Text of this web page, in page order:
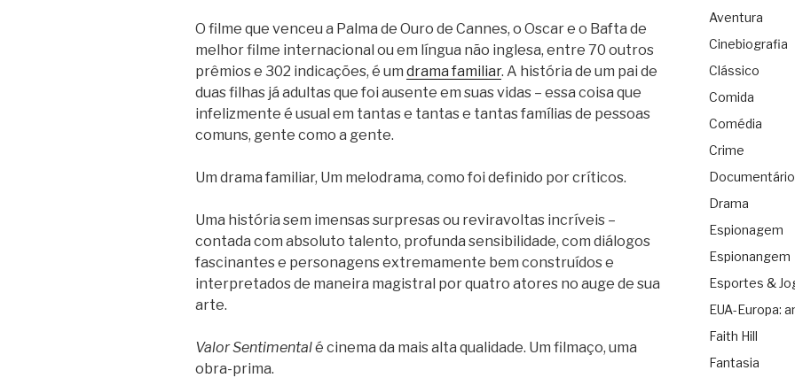
O filme que venceu a Palma de Ouro de Cannes, o Oscar e o Bafta de
melhor filme internacional ou em língua não inglesa, entre 70 outros
prêmios e 302 indicações, é um drama familiar. A história de um pai de
duas filhas já adultas que foi ausente em suas vidas – essa coisa que
infelizmente é usual em tantas e tantas e tantas famílias de pessoas
comuns, gente como a gente.
Um drama familiar, Um melodrama, como foi definido por críticos.
Uma história sem imensas surpresas ou reviravoltas incríveis –
contada com absoluto talento, profunda sensibilidade, com diálogos
fascinantes e personagens extremamente bem construídos e
interpretados de maneira magistral por quatro atores no auge de sua
arte.
Valor Sentimentalé cinema da mais alta qualidade. Um filmaço, uma
obra-prima.
Aventura
Cinebiografia
Clássico
Comida
Comédia
Crime
Documentário
Drama
Espionagem
Espionangem
Esportes &
EUA-Europa:
Faith Hill
Fantasia